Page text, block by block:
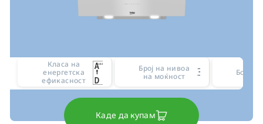
Класа на
енергетска
ефикасност
Број на нивоа
на моќност
Боја
Каде да купам